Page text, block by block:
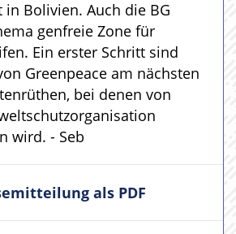
Bolivien. Auch die BG
genfreie Zone für
Ein erster Schritt sind
Greenpeace am nächsten
bei denen von
wird. - Seb
als PDF